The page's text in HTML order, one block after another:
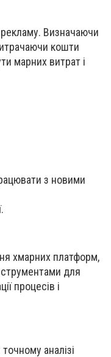
Визначаючи
кошти
марних витрат і
з новими
хмарних платформ,
для
процесів і
аналізі